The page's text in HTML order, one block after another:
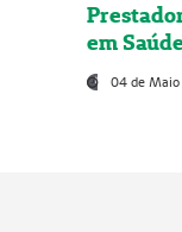
em
04 de Maio